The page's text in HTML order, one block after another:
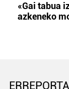
«Gai tabua
azkeneko